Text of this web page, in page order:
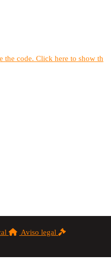
the code. Click here to show th
Aviso legal